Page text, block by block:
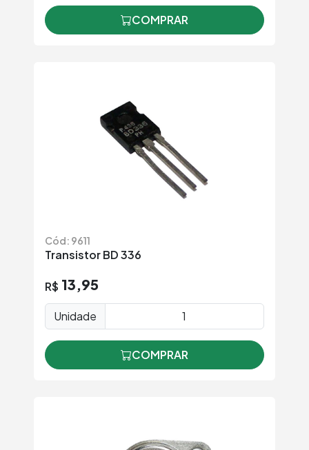
COMPRAR
Cód: 9611
Transistor BD 336
R$ 13,95
Unidade
COMPRAR